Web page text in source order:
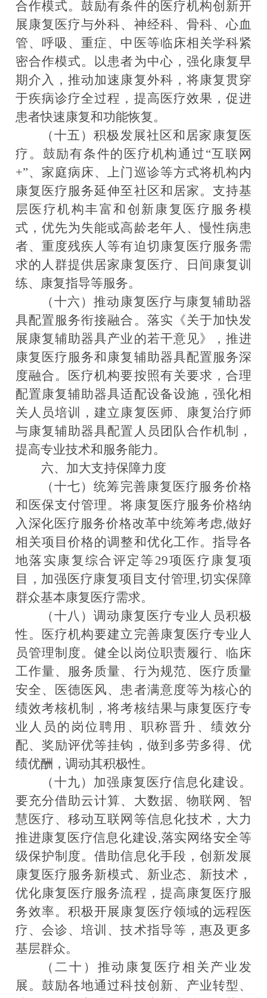
合作模式。 鼓励有条件的医疗机构创新开
展康复医疗与外科、神经科、骨科、心血
管、呼吸、重症、中医等临床相关学科紧
密合作模式。以患者为中心，强化康复早
期介入，推动加速康复外科，将康复贯穿
于疾病诊疗全过程，提高医疗效果，促进
患者快速康复和功能恢复。
（十五）积极发展社区和居家康复医
疗。 鼓励有条件的医疗机构通过“互联网
+”、家庭病床、上门巡诊等方式将机构内
康复医疗服务延伸至社区和居家。支持基
层医疗机构丰富和创新康复医疗服务模
式，优先为失能或高龄老年人、慢性病患
者、重度残疾人等有迫切康复医疗服务需
求的人群提供居家康复医疗、日间康复训
练、康复指导等服务。
（十六）推动康复医疗与康复辅助器
具配置服务衔接融合。 落实《关于加快发
展康复辅助器具产业的若干意见》，推进
康复医疗服务和康复辅助器具配置服务深
度融合。医疗机构要按照有关要求，合理
配置康复辅助器具适配设备设施，强化相
关人员培训，建立康复医师、康复治疗师
与康复辅助器具配置人员团队合作机制，
提高专业技术和服务能力。
六、加大支持保障力度
（十七）统筹完善康复医疗服务价格
和医保支付管理。将康复医疗服务价格纳
入深化医疗服务价格改革中统筹考虑,做好
相关项目价格的调整和优化工作。指导各
地落实康复综合评定等29项医疗康复项
目，加强医疗康复项目支付管理,切实保障
群众基本康复医疗需求。
（十八）调动康复医疗专业人员积极
性。
医疗机构要建立完善康复医疗专业人
员管理制度。健全以岗位职责履行、临床
工作量、服务质量、行为规范、医疗质量
安全、医德医风、患者满意度等为核心的
绩效考核机制，将考核结果与康复医疗专
业人员的岗位聘用、职称晋升、绩效分
配、奖励评优等挂钩，做到多劳多得、优
绩优酬，调动其积极性。
（十九）加强康复医疗信息化建设。
要充分借助云计算、大数据、物联网、智
慧医疗、移动互联网等信息化技术，大力
推进康复医疗信息化建设,落实网络安全等
级保护制度。借助信息化手段，创新发展
康复医疗服务新模式、新业态、新技术，
优化康复医疗服务流程，提高康复医疗服
务效率。积极开展康复医疗领域的远程医
疗、会诊、培训、技术指导等，惠及更多
基层群众。
（二十）推动康复医疗相关产业发
展。 鼓励各地通过科技创新、产业转型、